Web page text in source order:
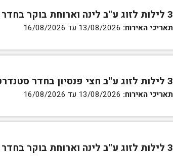
3 לילות לזוג ע"ב לינה וארוחת בוקר בחדר סטנדרט
תאריכי האירוח:
3 לילות לזוג ע"ב חצי פנסיון בחדר סטנדרט
תאריכי האירוח:
3 לילות לזוג ע"ב לינה וארוחת בוקר בחדר גן